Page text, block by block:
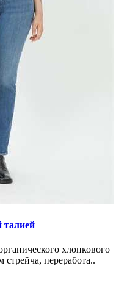
талией
хлопкового
переработа..